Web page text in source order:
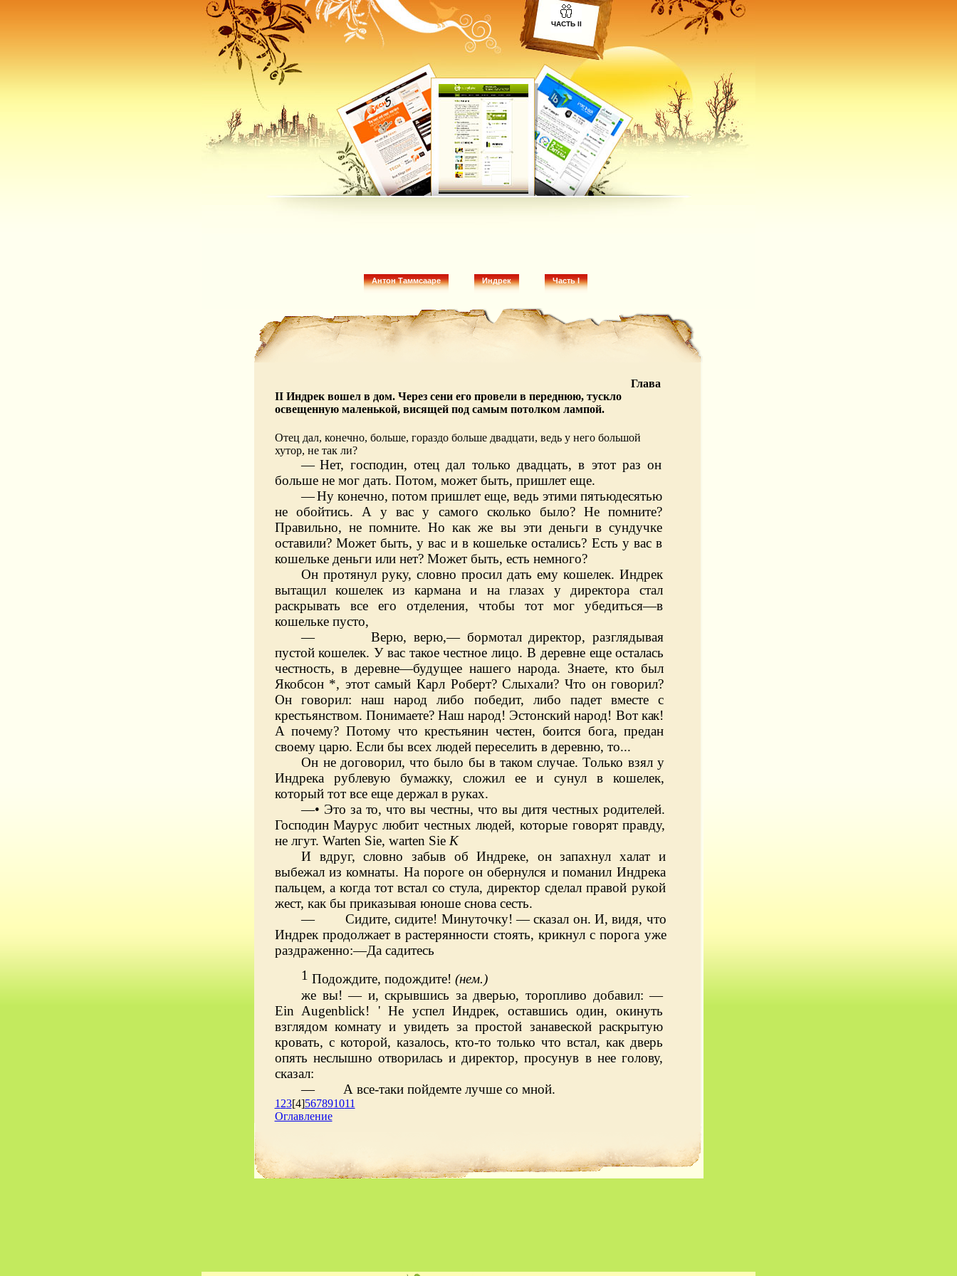
ЧАСТЬ II
Антон Таммсааре Индрек Часть I
Глава
II Индрек вошел в дом. Через сени его провели в переднюю, тускло
освещенную маленькой, висящей под самым потолком лампой.
Отец дал, конечно, больше, гораздо больше двадцати, ведь у него большой
хутор, не так ли?
— Нет, господин, отец дал только двадцать, в этот раз он
больше не мог дать. Потом, может быть, пришлет еще.
—Ну конечно, потом пришлет еще, ведь этимипятьюдесятью
не обойтись. А у вас у самого сколько было? Не помните?
Правильно, не помните. Но как же вы эти деньги в сундучке
оставили? Может быть, у вас и в кошельке остались? Есть у вас в
кошельке деньги или нет? Может быть, есть немного?
Он протянул руку, словно просил дать ему кошелек. Индрек
вытащил кошелек из кармана и на глазах у директора стал
раскрывать все его отделения, чтобы тот мог убедиться—в
кошельке пусто,
— Верю, верю,— бормотал директор, разглядывая
пустой кошелек. У вас такое честное лицо. В деревне еще осталась
честность, в деревне—будущее нашего народа. Знаете, кто был
Якобсон *, этот самый Карл Роберт? Слыхали? Что он говорил?
Он говорил: наш народ либо победит, либо падет вместе с
крестьянством. Понимаете? Наш народ! Эстонский народ! Вот как!
А почему? Потому что крестьянин честен, боится бога, предан
своему царю. Если бы всех людей переселить в деревню, то...
Он не договорил, что было бы в таком случае. Только взял у
Индрека рублевую бумажку, сложил ее и сунул в кошелек,
который тот все еще держал в руках.
—• Это за то, что вы честны, что вы дитя честныхродителей.
Господин Маурус любит честных людей, которые говорят правду,
не лгут. Warten Sie, warten Sie К
И вдруг, словно забыв об Индреке, он запахнул халат и
выбежал из комнаты. На пороге он обернулся и поманил Индрека
пальцем, а когда тот встал со стула, директор сделал правой рукой
жест, как бы приказывая юноше снова сесть.
— Сидите, сидите! Минуточку! — сказал он. И, видя, что
Индрек продолжает в растерянности стоять, крикнул с порога уже
раздраженно:—Да садитесь
1 Подождите, подождите!(нем.)
же вы! — и, скрывшись за дверью, торопливо добавил: —
Ein Augenblick! 'He успел Индрек, оставшись один, окинуть
взглядом комнату и увидеть за простой занавеской раскрытую
кровать, с которой, казалось, кто-то только что встал, как дверь
опять неслышно отворилась и директор, просунув в нее голову,
сказал:
— А все-таки пойдемте лучше со мной.
1 23[4]567891011
Оглавление